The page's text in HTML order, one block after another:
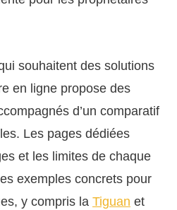
souhaitent des solutions
en ligne propose des
d’un comparatif
Les pages dédiées
et les limites de chaque
exemples concrets pour
y compris la Tiguan et